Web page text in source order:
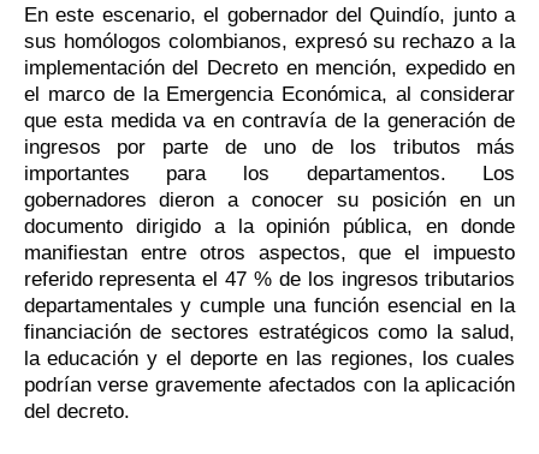
En este escenario, el gobernador del Quindío, junto a
sus homólogos colombianos, expresó su rechazo a la
implementación del Decreto en mención, expedido en
el marco de la Emergencia Económica, al considerar
que esta medida va en contravía de la generación de
ingresos por parte de uno de los tributos más
importantes para los departamentos. Los
gobernadores dieron a conocer su posición en un
documento dirigido a la opinión pública, en donde
manifiestan entre otros aspectos, que el impuesto
referido representa el 47 % de los ingresos tributarios
departamentales y cumple una función esencial en la
financiación de sectores estratégicos como la salud,
la educación y el deporte en las regiones, los cuales
podrían verse gravemente afectados con la aplicación
del decreto.